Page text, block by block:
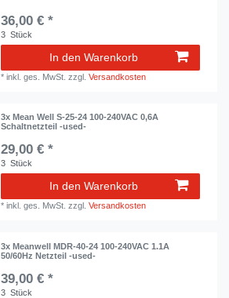
36,00 € *
3 Stück
In den Warenkorb
*inkl. ges. MwSt. zzgl.Versandkosten
3x Mean Well S-25-24 100-240VAC 0,6A
Schaltnetzteil -used-
29,00 € *
3 Stück
In den Warenkorb
*inkl. ges. MwSt. zzgl.Versandkosten
3x Meanwell MDR-40-24 100-240VAC 1.1A
50/60Hz Netzteil -used-
39,00 € *
3 Stück